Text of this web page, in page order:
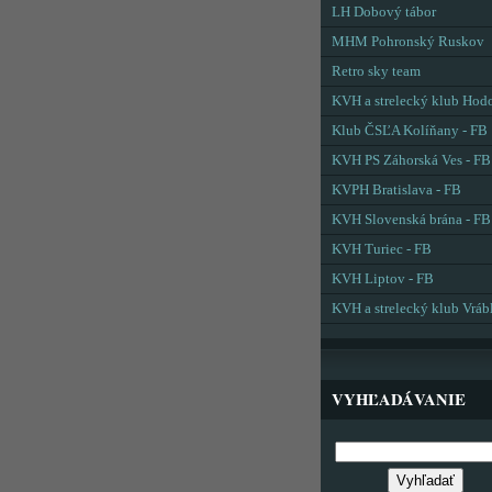
LH Dobový tábor
MHM Pohronský Ruskov
Retro sky team
KVH a strelecký klub
Klub ČSĽA Kolíňany - FB
KVH PS Záhorská Ves - FB
KVPH Bratislava - FB
KVH Slovenská brána - FB
KVH Turiec - FB
KVH Liptov - FB
KVH a strelecký klub
VYHĽADÁVANIE